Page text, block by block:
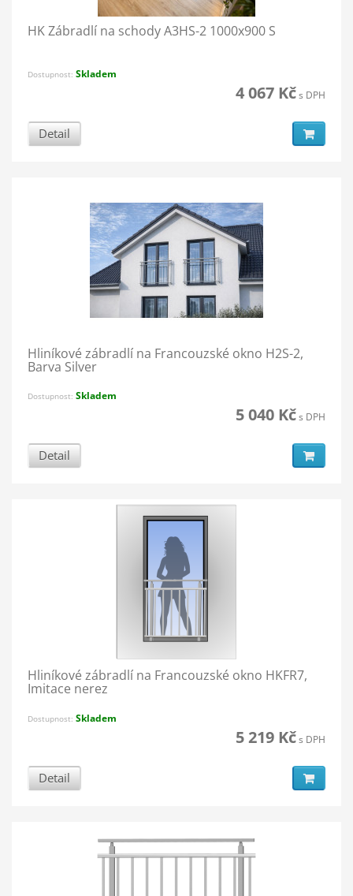
HK Zábradlí na schody A3HS-2 1000x900 S
Dostupnost: Skladem
4 067 Kčs DPH
Detail
Hliníkové zábradlí na Francouzské okno H2S-2,
Barva Silver
Dostupnost: Skladem
5 040 Kčs DPH
Detail
Hliníkové zábradlí na Francouzské okno HKFR7,
Imitace nerez
Dostupnost: Skladem
5 219 Kčs DPH
Detail